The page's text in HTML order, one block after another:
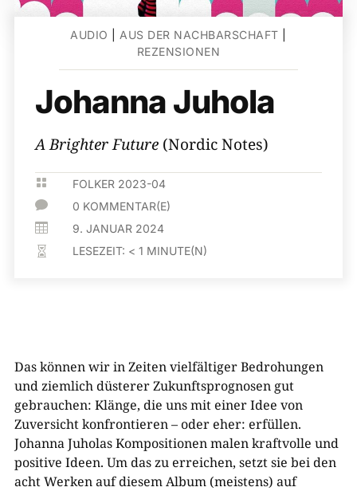
AUDIO AUS DER NACHBARSCHAFT
REZENSIONEN
Johanna Juhola
A Brighter Future (Nordic Notes)
 FOLKER 2023-04
 0 KOMMENTAR(E)
 9. JANUAR 2024
 LESEZEIT: < 1 MINUTE(N)
Das können wir in Zeiten vielfältiger Bedrohungen
und ziemlich düsterer Zukunftsprognosen gut
gebrauchen: Klänge, die uns mit einer Idee von
Zuversicht konfrontieren – oder eher: erfüllen.
Johanna Juholas Kompositionen malen kraftvolle und
positive Ideen. Um das zu erreichen, setzt sie bei den
acht Werken auf diesem Album (meistens) auf